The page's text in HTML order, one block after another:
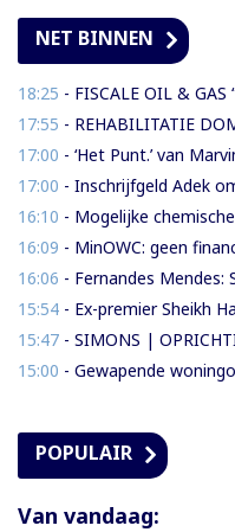
NET BINNEN
18:25 - FISCALE OIL & GAS “RING FENCE”
17:55 - REHABILITATIE DOMINEESTRAAT
17:00 - ‘Het Punt.’ van Marvin Hokstam
17:00 - Inschrijfgeld Adek omhoog naar SRD
16:10 - Mogelijke chemische lekkage bij
16:09 - MinOWC: geen financieel wanbeheer
16:06 - Fernandes Mendes: Suriname moet
15:54 - Ex-premier Sheikh Hasina kondigt
15:47 - SIMONS | OPRICHTING GOLDBOARD MOET
15:00 - Gewapende woningoverval
POPULAIR
Van vandaag: